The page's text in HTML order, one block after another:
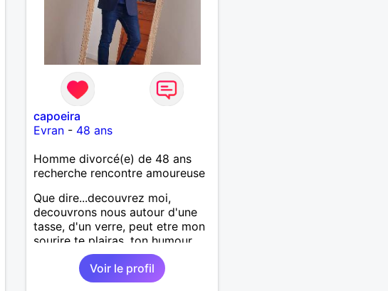
capoeira
Evran - 48 ans
Homme divorcé(e) de 48 ans
recherche rencontre amoureuse
Que dire...decouvrez moi,
decouvrons nous autour d'une
tasse, d'un verre, peut etre mon
sourire te plairas, ton humour
me fera pouffer.. en tout cas on
a tout a gagner.Voir le profil